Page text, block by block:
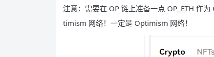
注意：需要在 OP 链上准备一点 OP_ETH 作
timism 网络！一定是 Optimism 网络！